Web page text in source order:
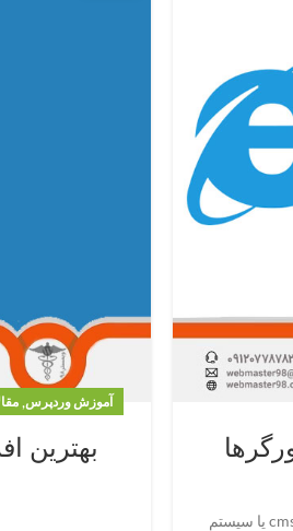
زمانی که شما تصمیم به طراحی و راه اندازی یک سایت می گیرید، به دنبال یک cms یا سیستم
آموزش وردپرس,
بهترین